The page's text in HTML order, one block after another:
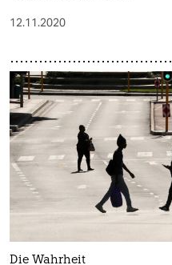
12.11.2020
Die Wahrheit